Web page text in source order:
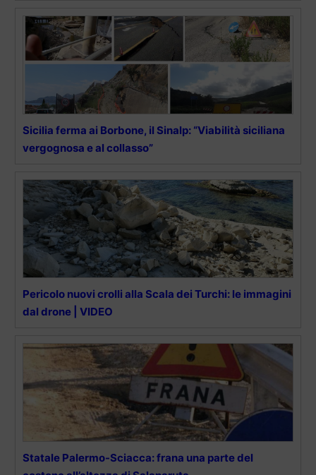
Sicilia ferma ai Borbone, il Sinalp: “Viabilità siciliana
vergognosa e al collasso”
Pericolo nuovi crolli alla Scala dei Turchi: le immagini
dal drone | VIDEO
Statale Palermo-Sciacca: frana una parte del